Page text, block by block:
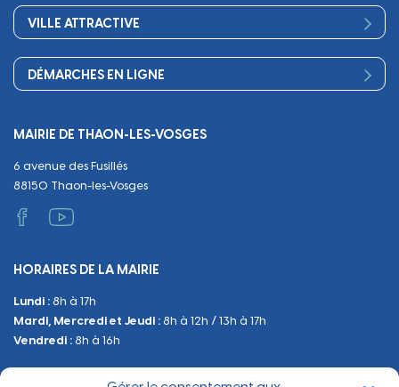
Démocratie participative
Publications
Scolarité
Périscolaire
Séniors, social, santé
Circuler
Emploi
Culture
Associations
Equipements
VILLE ATTRACTIVE
Commerces et artisanat
Urbanisme
Tranquillité et sécurité
DÉMARCHES EN LIGNE
Décès
Papiers et citoyenneté
Administratif et technique
Manifestations
Urbanisme
Sanitaire et Sécurité
MAIRIE DE THAON-LES-VOSGES
6 avenue des Fusillés
88150 Thaon-les-Vosges
HORAIRES DE LA MAIRIE
Lundi : 8h à 17h
Mardi, Mercredi et Jeudi : 8h à 12h / 13h à 17h
Vendredi : 8h à 16h